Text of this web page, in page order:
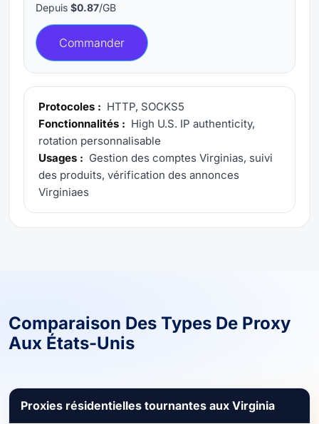
Depuis $0.87/GB
Commander
Protocoles : HTTP, SOCKS5
Fonctionnalités : High U.S. IP authenticity,
rotation personnalisable
Usages : Gestion des comptes Virginias, suivi
des produits, vérification des annonces
Virginiaes
Comparaison Des Types De Proxy
Aux États-Unis
Proxies résidentielles tournantes aux Virginia